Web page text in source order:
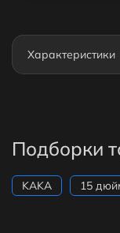
Характеристики
Подборки
KAKA 15